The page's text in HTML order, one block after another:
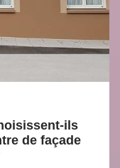
ils
de façade